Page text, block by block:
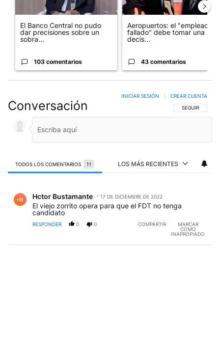
El Banco Central no pudo
dar precisiones sobre un
sobra...
103 comentarios
Aeropuertos: el "empleado
fallado" debe tomar una
decis...
43 comentarios
Conversación SIGA ESTA
SEGUIR
INICIAR SESIÓN CREAR CUENTA
TODOS LOS COMENTARIOS 11 LOS MÁS RECIENTES
HB Hctor Bustamante 17 DE DICIEMBRE DE 2022
El viejo zorrito opera para que el FDT no tenga
candidato
RESPONDER 0 0 COMPARTIR
MARCAR
COMO
INAPROPIADO